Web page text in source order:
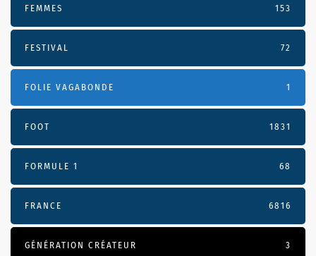
FEMMES 153
FESTIVAL 72
FOLIE VAGABONDE 1
FOOT 1831
FORMULE 1 68
FRANCE 6816
GÉNÉRATION CRÉATEUR 3